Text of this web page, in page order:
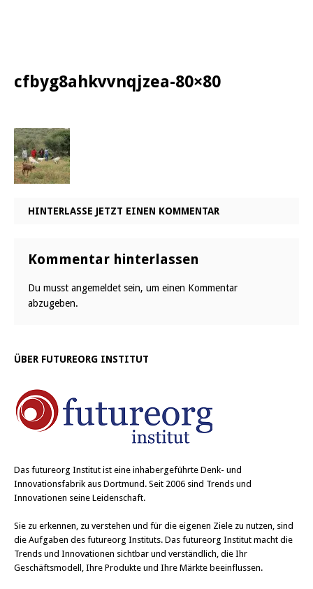
cfbyg8ahkvvnqjzea-80×80
HINTERLASSE JETZT EINEN KOMMENTAR
Kommentar hinterlassen
Du musst angemeldet sein, um einen Kommentar
abzugeben.
ÜBER FUTUREORG INSTITUT
Das futureorg Institut ist eine inhabergeführte Denk- und
Innovationsfabrik aus Dortmund. Seit 2006 sind Trends und
Innovationen seine Leidenschaft.
Sie zu erkennen, zu verstehen und für die eigenen Ziele zu nutzen, sind
die Aufgaben des futureorg Instituts. Das futureorg Institut macht die
Trends und Innovationen sichtbar und verständlich, die Ihr
Geschäftsmodell, Ihre Produkte und Ihre Märkte beeinflussen.